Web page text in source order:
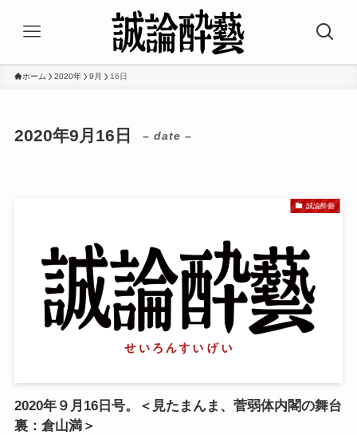
ホーム 2020年 9月 16日
2020年9月16日 – date –
誠論酔藝
2020年９月16日号。＜見たまんま、菅弱体内閣の舞台
裏：倉山満＞